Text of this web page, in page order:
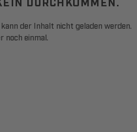
der Inhalt nicht geladen werden.
noch einmal.